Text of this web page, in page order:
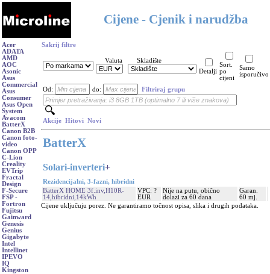
Cijene - Cjenik i narudžba
Acer
ADATA
AMD
AOC
Asonic
Asus
Commercial
Asus
Consumer
Asus Open
System
Avacom
BatterX
Canon B2B
Canon foto-
video
Canon OPP
C-Lion
Creality
EVTrip
Fractal
Design
F-Secure
FSP -
Fortron
Fujitsu
Gainward
Genesis
Genius
Gigabyte
Intel
Intellinet
IPEVO
IQ
Kingston
Sakrij filtre
Valuta
Skladište
Detalji
Sort.
po
cijeni
Samo
isporučivo
Od: do: Filtriraj grupu
Akcije Hitovi Novi
BatterX
Solari-inverteri+
Rezidencijalni, 3-fazni, hibridni
BatterX HOME 3f.inv,H10R-
14,hibridni,14kWh
VPC: ?
EUR
Nije na putu, obično
dolazi za 60 dana
Garan.
60 mj.
Cijene uključuju porez. Ne garantiramo točnost opisa, slika i drugih podataka.